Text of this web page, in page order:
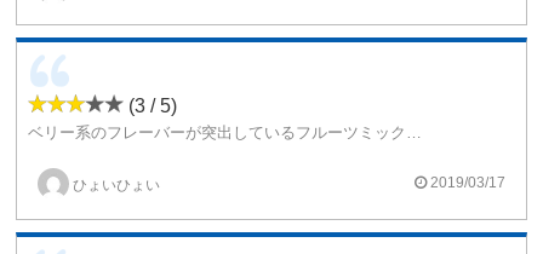
(3 / 5)
ひょいひょい 2019/03/17